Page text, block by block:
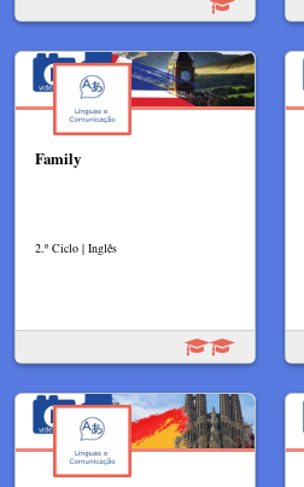
Family
2.º Ciclo | Inglês